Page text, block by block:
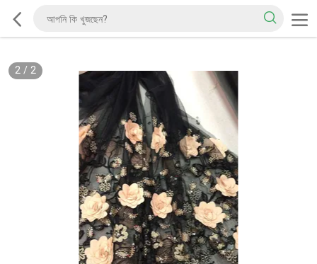
2/ 2